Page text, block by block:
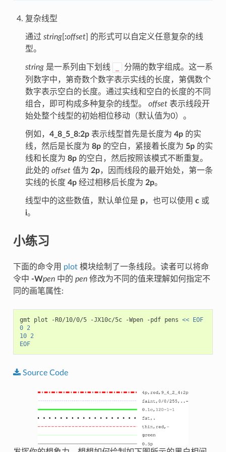
复杂线型
通过 string[ :offset] 的形式可以自定义任意复杂的线
型。
string是一系列由下划线
分隔的数字组成。这一系
列数字中，第奇数个数字表示实线的长度，第偶数个
数字表示空白的长度。通过实线和空白的长度的不同
组合，即可构成多种复杂的线型。 offset表示线段开
始处整个线型的初始相位移动（默认值为0）。
例如， 4_8_5_8:2p表示线型首先是长度为 4p的实
线，然后是长度为 8p的空白，紧接着长度为 5p的实
线和长度为 8p的空白，然后按照该模式不断重复。
此处的 offset值为 2p，因而线段的最开始处，第一条
实线的长度 4p经过相移后长度为 2p。
线型中的这些数值，默认单位是 p，也可以使用 c或
i。
小练习
下面的命令用 plot模块绘制了一条线段。读者可以将命
令中 -Wpen中的 pen修改为不同的值来理解如何指定不
同的画笔属性:
gmt plot -R0/10/0/5 -JX10c/5c -Wpen -pdf pens << EOF
0 2
10 2
EOF
Source Code